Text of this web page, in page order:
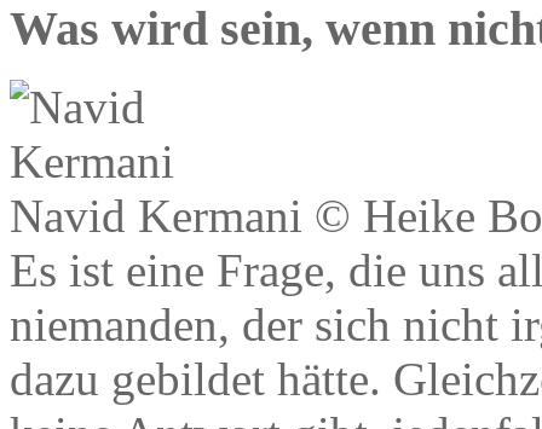
Was wird sein, wenn
Navid Kermani © Heike
Es ist eine Frage, die uns
niemanden, der sich nicht
dazu gebildet hätte.